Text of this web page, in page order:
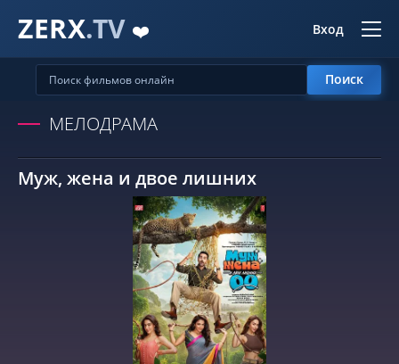
ZERX.TV ❤️ Вход
Поиск
МЕЛОДРАМА
Муж, жена и двое лишних
СМОТРЕТЬ ОНЛАЙН